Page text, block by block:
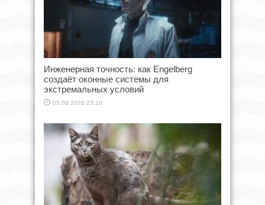
Инженерная точность: как Engelberg
создаёт оконные системы для
экстремальных условий
05.08.2026 23:10